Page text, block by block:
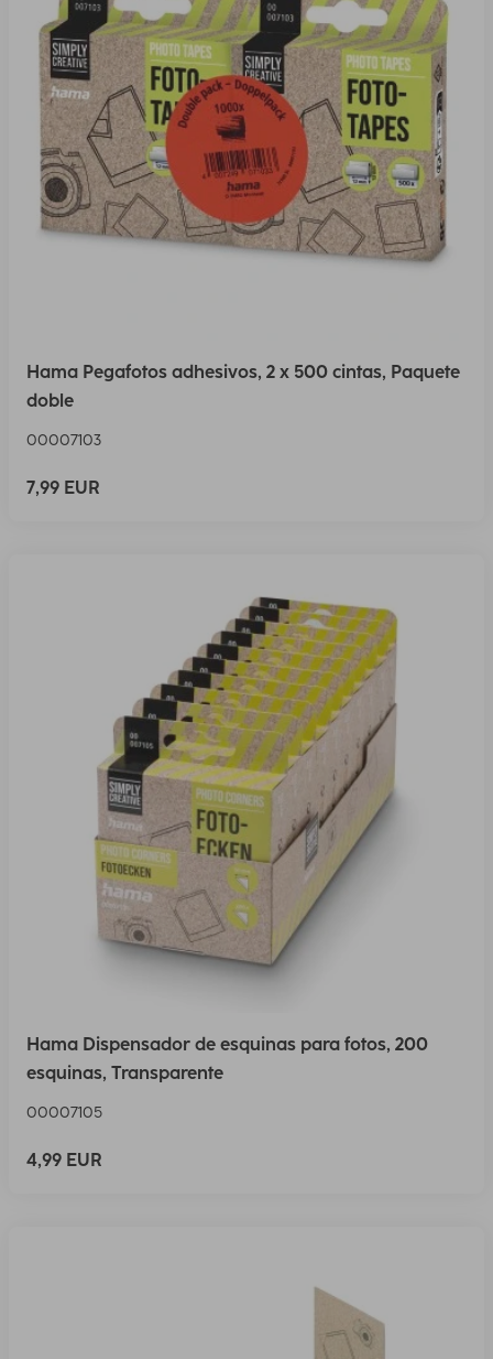
Hama Pegafotos adhesivos, 2 x 500 cintas, Paquete
doble
00007103
7,99 EUR
Hama Dispensador de esquinas para fotos, 200
esquinas, Transparente
00007105
4,99 EUR